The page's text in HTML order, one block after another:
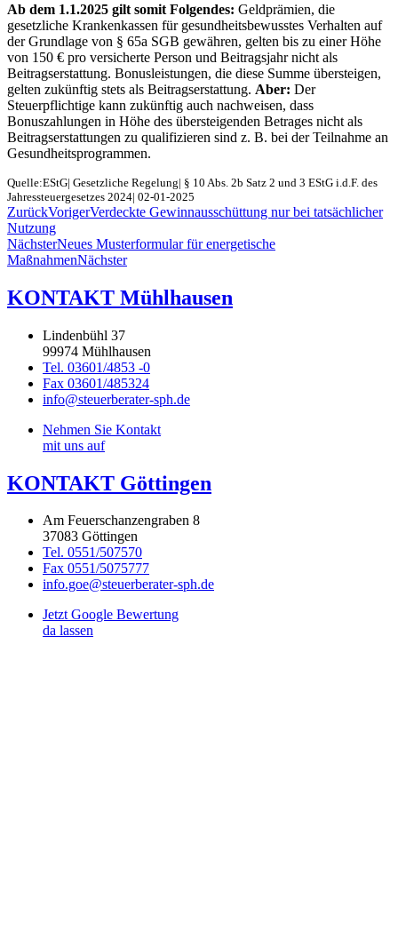
Ab dem 1.1.2025 gilt somit Folgendes: Geldprämien, die
gesetzliche Krankenkassen für gesundheitsbewusstes Verhalten auf
der Grundlage von § 65a SGB gewähren, gelten bis zu einer Höhe
von 150 € pro versicherte Person und Beitragsjahr nicht als
Beitragserstattung. Bonusleistungen, die diese Summe übersteigen,
gelten zukünftig stets als Beitragserstattung. Aber: Der
Steuerpflichtige kann zukünftig auch nachweisen, dass
Bonuszahlungen in Höhe des übersteigenden Betrages nicht als
Beitragserstattungen zu qualifizieren sind z. B. bei der Teilnahme an
Gesundheitsprogrammen.
Quelle:EStG| Gesetzliche Regelung| § 10 Abs. 2b Satz 2 und 3 EStG i.d.F. des
Jahressteuergesetzes 2024| 02-01-2025
ZurückVorigerVerdeckte Gewinnausschüttung nur bei tatsächlicher
Nutzung
NächsterNeues Musterformular für energetische
MaßnahmenNächster
KONTAKT Mühlhausen
Lindenbühl 37
99974 Mühlhausen
Tel. 03601/4853 -0
Fax 03601/485324
info@steuerberater-sph.de
Nehmen Sie Kontakt
mit uns auf
KONTAKT Göttingen
Am Feuerschanzengraben 8
37083 Göttingen
Tel. 0551/507570
Fax 0551/5075777
info.goe@steuerberater-sph.de
Jetzt Google Bewertung
da lassen